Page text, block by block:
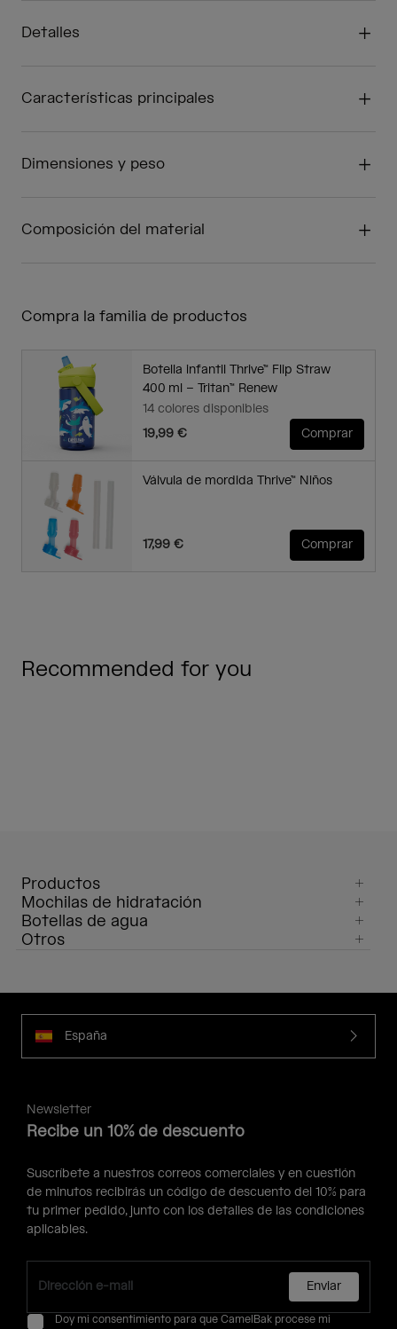
Detalles
Características principales
Dimensiones y peso
Composición del material
Compra la familia de productos
Botella infantil Thrive™ Flip Straw
400 ml – Tritan™ Renew
14 colores disponibles
19,99 €
Comprar
Válvula de mordida Thrive™ Niños
17,99 € Comprar
Recommended for you
Productos
Mochilas de hidratación
Botellas de agua
Otros
España
Newsletter
Recibe un 10% de descuento
Suscríbete a nuestros correos comerciales y en cuestión
de minutos recibirás un código de descuento del 10% para
tu primer pedido, junto con los detalles de las condiciones
aplicables.
Enviar
Doy mi consentimiento para que CamelBak procese mi